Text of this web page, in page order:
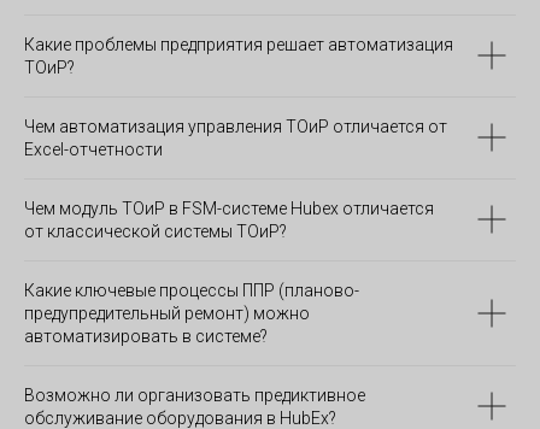
Какие проблемы предприятия решает автоматизация
ТОиР?
Чем автоматизация управления ТОиР отличается от
Excel-отчетности
Чем модуль ТОиР в FSM-системе Hubex отличается
от классической системы ТОиР?
Какие ключевые процессы ППР (планово-
предупредительный ремонт) можно
автоматизировать в системе?
Возможно ли организовать предиктивное
обслуживание оборудования в HubEx?